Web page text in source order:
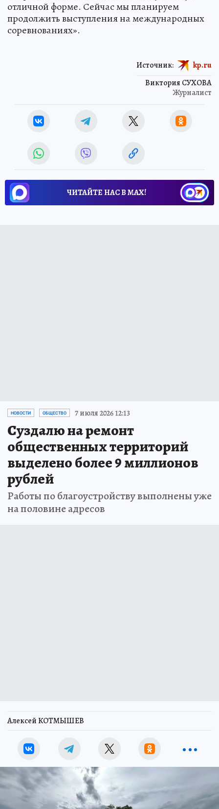
отличной форме. Сейчас мы планируем
продолжить выступления на международных
соревнованиях».
Виктория СУХОВА
Журналист
Источник: kp.ru
ЧИТАЙТЕ НАС В МАХ!
НОВОСТИ ОБЩЕСТВО 7 июля 2026 12:13
Суздалю на ремонт
общественных территорий
выделено более 9 миллионов
рублей
Работы по благоустройству выполнены уже
на половине адресов
Алексей КОТМЫШЕВ